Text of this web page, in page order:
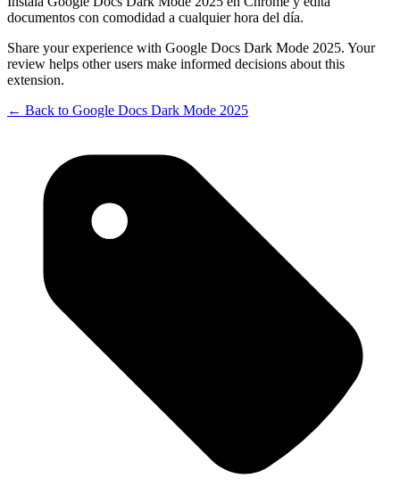
documentos con comodidad a cualquier hora del día.
Share your experience with Google Docs Dark Mode 2025. Your
review helps other users make informed decisions about this
extension.
← Back to Google Docs Dark Mode 2025